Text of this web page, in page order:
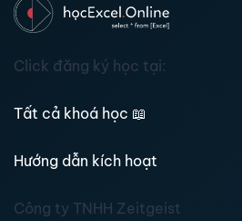
Click đăng ký học tại:
Tất cả khoá học 📖
Hướng dẫn kích hoạt
Công ty TNHH Zeitgeist